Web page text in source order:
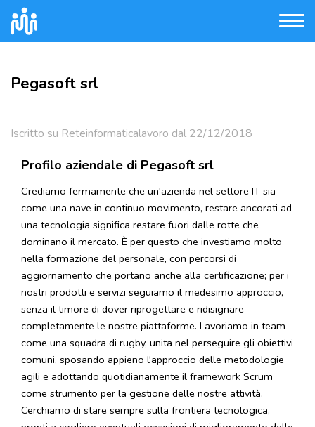
Pegasoft srl
Iscritto su Reteinformaticalavoro dal 22/12/2018
Profilo aziendale di Pegasoft srl
Crediamo fermamente che un'azienda nel settore IT sia
come una nave in continuo movimento, restare ancorati ad
una tecnologia significa restare fuori dalle rotte che
dominano il mercato. È per questo che investiamo molto
nella formazione del personale, con percorsi di
aggiornamento che portano anche alla certificazione; per i
nostri prodotti e servizi seguiamo il medesimo approccio,
senza il timore di dover riprogettare e ridisignare
completamente le nostre piattaforme. Lavoriamo in team
come una squadra di rugby, unita nel perseguire gli obiettivi
comuni, sposando appieno l'approccio delle metodologie
agili e adottando quotidianamente il framework Scrum
come strumento per la gestione delle nostre attività.
Cerchiamo di stare sempre sulla frontiera tecnologica,